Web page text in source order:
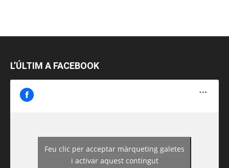
L’ÚLTIM A FACEBOOK
https://www.facebook.com/guiadereus/
Feu clic per acceptar màrqueting galetes
i activar aquest contingut